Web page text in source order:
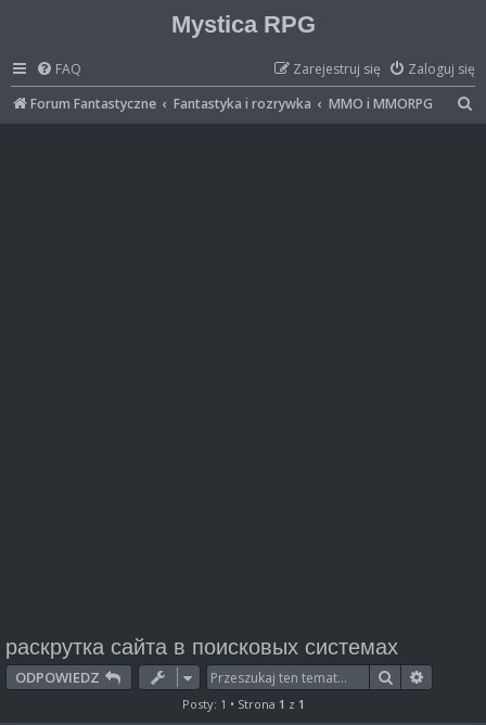
Mystica RPG
FAQ Zaloguj się
Zarejestruj się
Forum Fantastyczne
Fantastyka i rozrywka MMO i MMORPG
раскрутка сайта в поисковых системах
ODPOWIEDZ Szukaj
Posty: 1 • Strona 1 z 1